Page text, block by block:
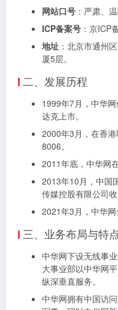
网站口号 ：严肃、
ICP备案号 ：京ICP
地址 ：北京市通州
厦5层。
二、发展历程
1999年7月，中华
达克上市。
2000年3月，在香
8006。
2011年底，中华网
2013年10月，中国
传媒控股有限公司收
2021年3月，中华网
三、业务布局与特点
中华网下设无线事
大事业部以中华网
纵深垂直服务。
中华网拥有中国访